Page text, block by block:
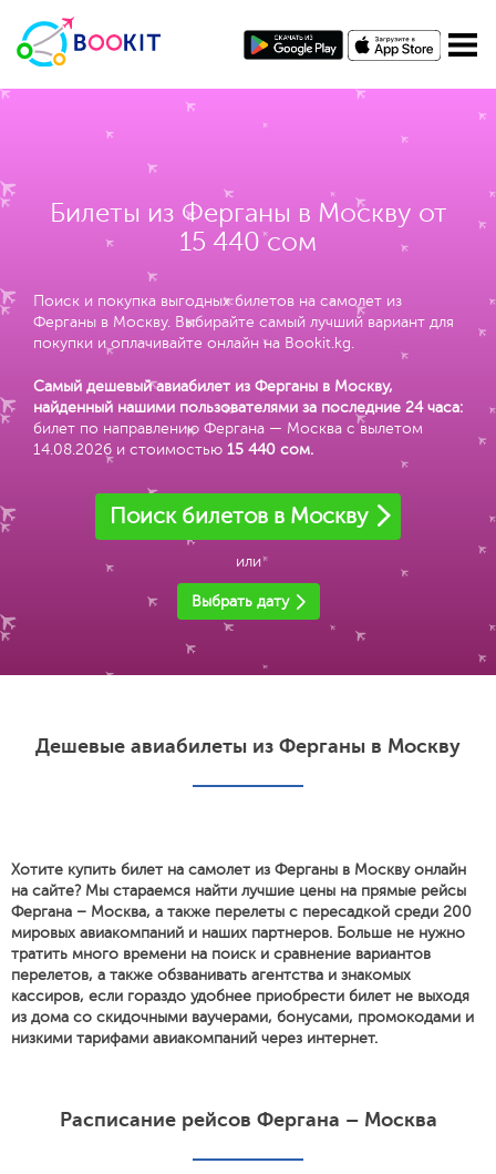
Билеты из Ферганы в Москву от
15 440 сом
Поиск и покупка выгодных билетов на самолет из
Ферганы в Москву. Выбирайте самый лучший вариант для
покупки и оплачивайте онлайн на Bookit.kg.
Самый дешевый авиабилет из Ферганы в Москву,
найденный нашими пользователями за последние 24 часа:
билет по направлению Фергана — Москва с вылетом
14.08.2026 и стоимостью 15 440 сом.
Поиск билетов в Москву
или
Выбрать дату
Дешевые авиабилеты из Ферганы в Москву
Хотите купить билет на самолет из Ферганы в Москву онлайн
на сайте? Мы стараемся найти лучшие цены на прямые рейсы
Фергана – Москва, а также перелеты с пересадкой среди 200
мировых авиакомпаний и наших партнеров. Больше не нужно
тратить много времени на поиск и сравнение вариантов
перелетов, а также обзванивать агентства и знакомых
кассиров, если гораздо удобнее приобрести билет не выходя
из дома со скидочными ваучерами, бонусами, промокодами и
низкими тарифами авиакомпаний через интернет.
Расписание рейсов Фергана – Москва